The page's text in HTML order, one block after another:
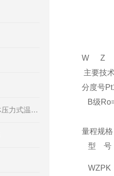
WTY系列全不锈钢液体压力式温度计
W
Z
主要技
分度号
B级
量程规格
型 号
WZPK